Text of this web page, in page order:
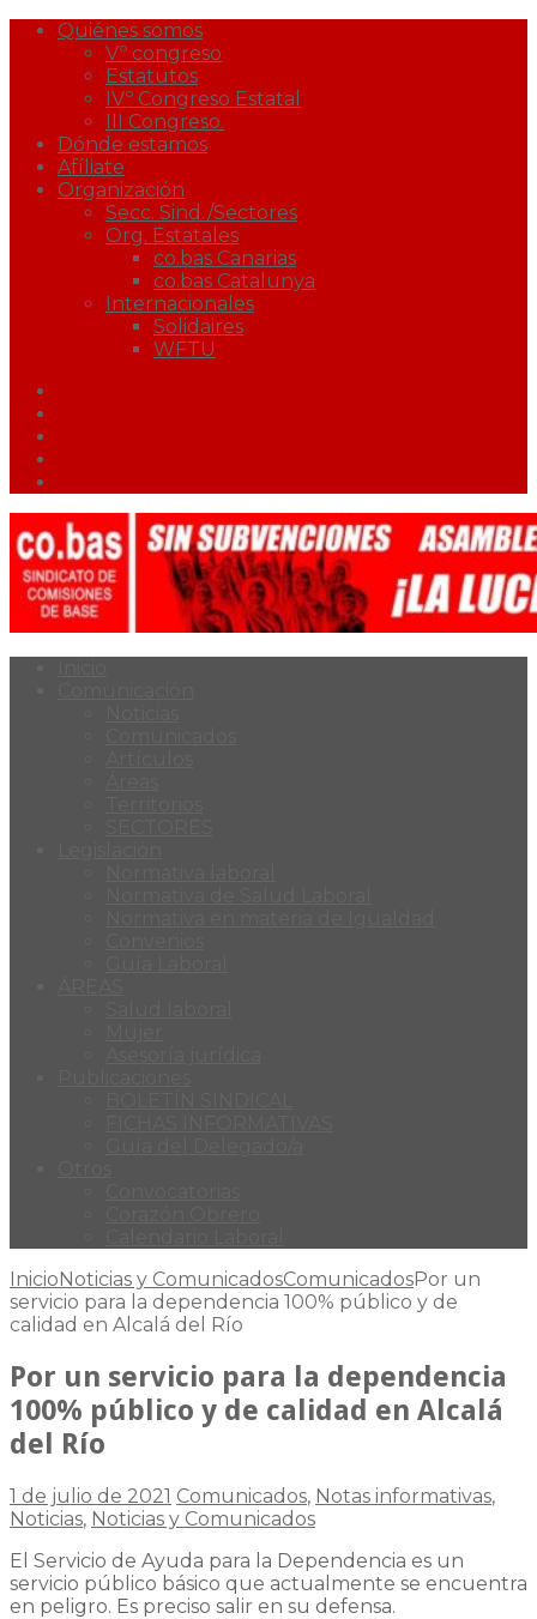
Quiénes somos
Vº congreso
Estatutos
IVº Congreso Estatal
III Congreso.
Dónde estamos
Afíliate
Organización
Secc. Sind./Sectores
Org. Estatales
co.bas Canarias
co.bas Catalunya
Internacionales
Solidaires
WFTU
InicioNoticias y ComunicadosComunicadosPor un
servicio para la dependencia 100% público y de
calidad en Alcalá del Río
Por un servicio para la dependencia
100% público y de calidad en Alcalá
del Río
1 de julio de 2021 Comunicados, Notas informativas,
Noticias, Noticias y Comunicados
El Servicio de Ayuda para la Dependencia es un
servicio público básico que actualmente se encuentra
en peligro. Es preciso salir en su defensa.